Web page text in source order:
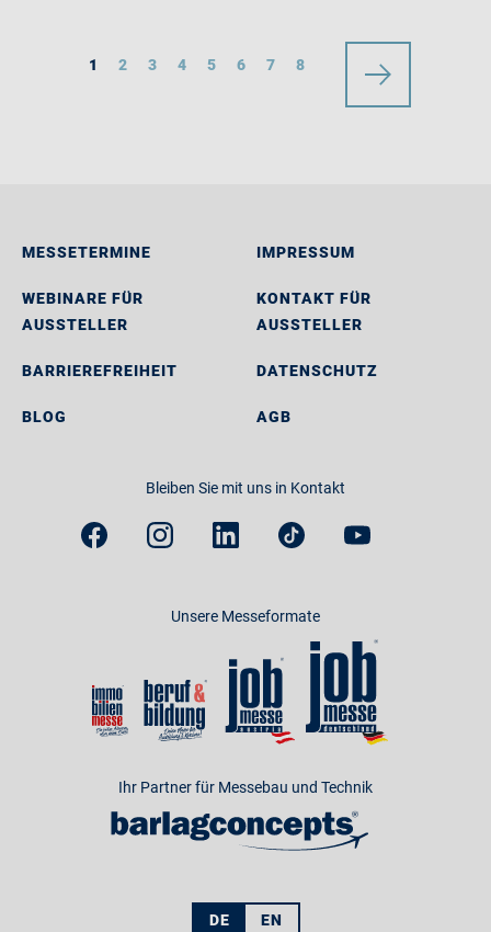
1 2 3 4 5 6 7 8
MESSETERMINE
WEBINARE FÜR
AUSSTELLER
BARRIEREFREIHEIT
BLOG
IMPRESSUM
KONTAKT FÜR
AUSSTELLER
DATENSCHUTZ
AGB
Bleiben Sie mit uns in Kontakt
Unsere Messeformate
Ihr Partner für Messebau und Technik
DE EN